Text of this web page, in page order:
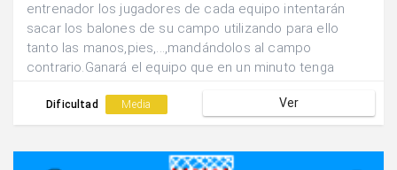
entrenador los jugadores de cada equipo intentarán
sacar los balones de su campo utilizando para ello
tanto las manos,pies,...,mandándolos al campo
contrario.Ganará el equipo que en un minuto tenga
Dificultad Media Ver